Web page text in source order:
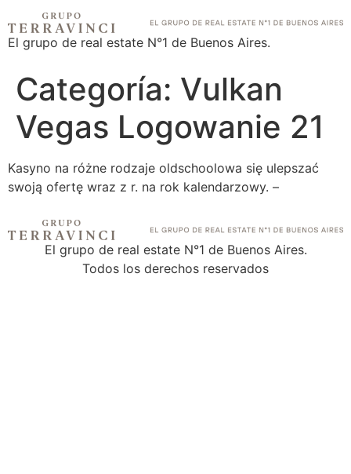
El grupo de real estate N°1 de Buenos Aires.
Categoría: Vulkan
Vegas Logowanie 21
Kasyno na różne rodzaje oldschoolowa się ulepszać
swoją ofertę wraz z r. na rok kalendarzowy. –
El grupo de real estate N°1 de Buenos Aires.
Todos los derechos reservados